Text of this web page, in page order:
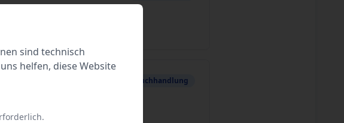
Buchhandlung
sind technisch
helfen, diese Website